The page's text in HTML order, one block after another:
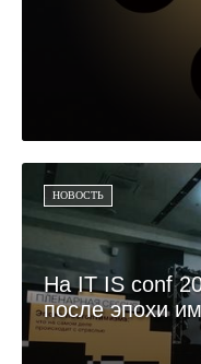
НОВОСТЬ
На IT IS conf
после эпохи